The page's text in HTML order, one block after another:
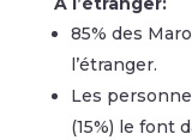
85% des
l’étranger.
Les
(15%) le font